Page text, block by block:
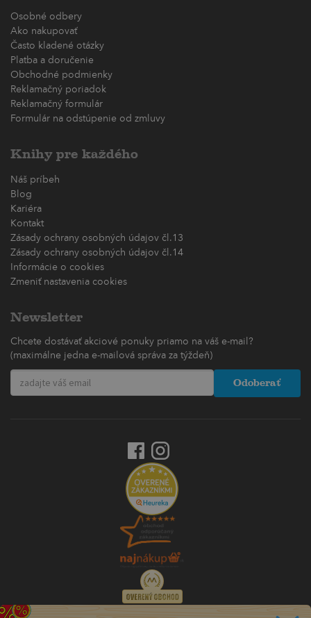
Osobné odbery
Ako nakupovať
Často kladené otázky
Platba a doručenie
Obchodné podmienky
Reklamačný poriadok
Reklamačný formulár
Formulár na odstúpenie od zmluvy
Knihy pre každého
Náš príbeh
Blog
Kariéra
Kontakt
Zásady ochrany osobných údajov čl.13
Zásady ochrany osobných údajov čl.14
Informácie o cookies
Zmeniť nastavenia cookies
Newsletter
Chcete dostávať akciové ponuky priamo na váš e-mail?
(maximálne jedna e-mailová správa za týždeň)
Odoberať